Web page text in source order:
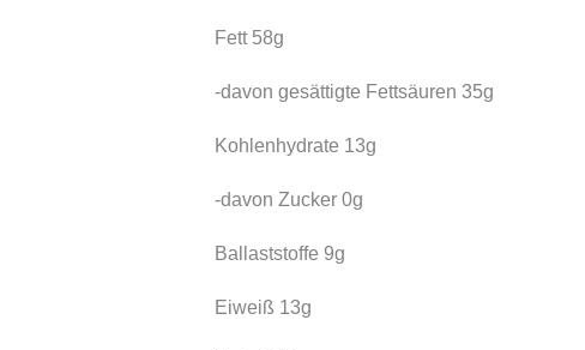
Fett 58g
-davon gesättigte Fettsäuren 35g
Kohlenhydrate 13g
-davon Zucker 0g
Ballaststoffe 9g
Eiweiß 13g